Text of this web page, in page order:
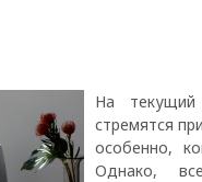
На
стремятся
особенно,
Однако,